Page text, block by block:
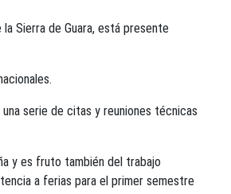
Sierra de Guara, está presente
serie de citas y reuniones técnicas
y es fruto también del trabajo
a ferias para el primer semestre